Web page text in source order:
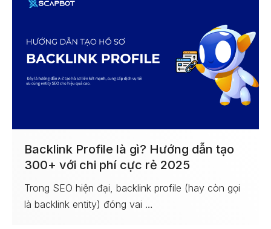
Backlink Profile là gì? Hướng dẫn tạo
300+ với chi phí cực rẻ 2025
Trong SEO hiện đại, backlink profile (hay còn gọi
là backlink entity) đóng vai …